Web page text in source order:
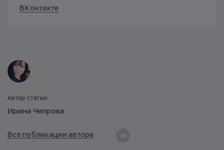
ВКонтакте
Автор статьи:
Ирина Чепрова
Все публикации автора